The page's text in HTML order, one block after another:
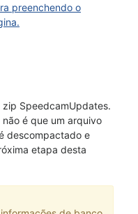
preenchendo o
SpeedcamUpdates.
é que um arquivo
descompactado e
etapa desta